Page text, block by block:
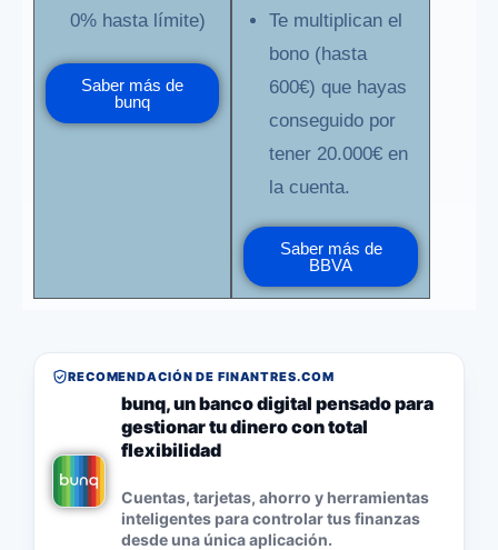
0% hasta límite)
Saber más de
bunq
Te multiplican el
bono (hasta
600€) que hayas
conseguido por
tener 20.000€ en
la cuenta.
Saber más de
BBVA
RECOMENDACIÓN DE FINANTRES.COM
bunq, un banco digital pensado para
gestionar tu dinero con total
flexibilidad
Cuentas, tarjetas, ahorro y herramientas
inteligentes para controlar tus finanzas
desde una única aplicación.